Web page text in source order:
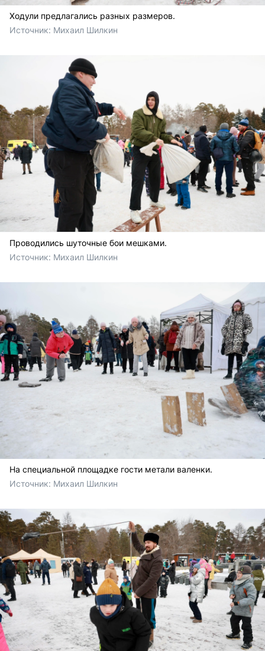
Ходули предлагались разных размеров.
Источник: Михаил Шилкин
Проводились шуточные бои мешками.
Источник: Михаил Шилкин
На специальной площадке гости метали валенки.
Источник: Михаил Шилкин